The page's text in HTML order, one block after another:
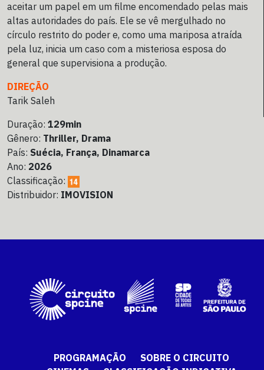
aceitar um papel em um filme encomendado pelas mais
altas autoridades do país. Ele se vê mergulhado no
círculo restrito do poder e, como uma mariposa atraída
pela luz, inicia um caso com a misteriosa esposa do
general que supervisiona a produção.
DIREÇÃO
Tarik Saleh
Duração: 129min
Gênero: Thriller, Drama
País: Suécia, França, Dinamarca
Ano: 2026
Classificação:
Distribuidor: IMOVISION
PROGRAMAÇÃO
SOBRE O CIRCUITO